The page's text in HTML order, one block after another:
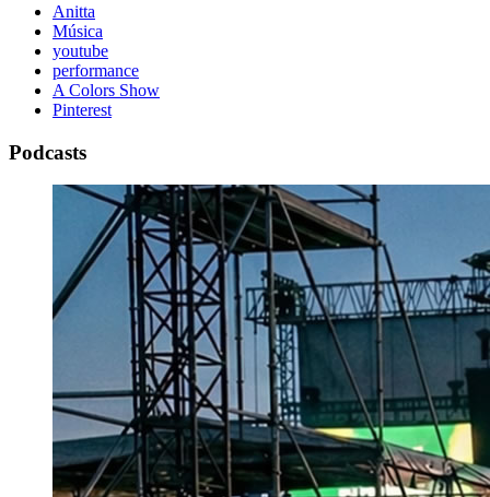
Anitta
Música
youtube
performance
A Colors Show
Pinterest
Podcasts